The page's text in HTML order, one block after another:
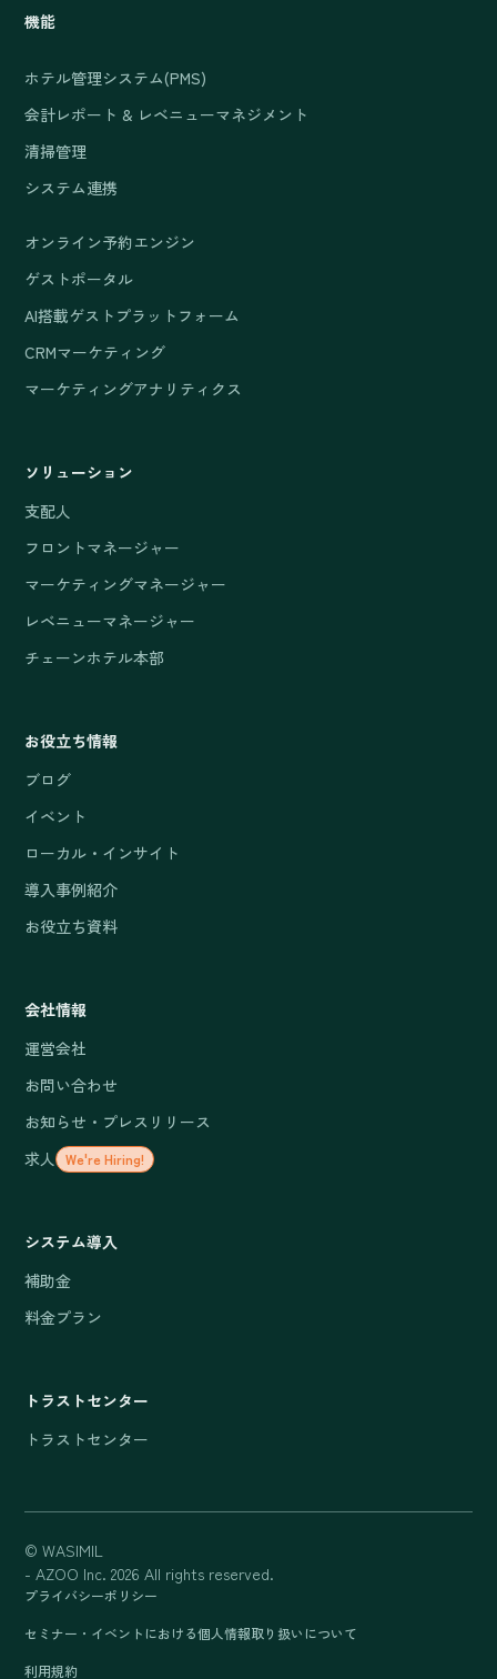
機能
ホテル管理システム(PMS)
会計レポート & レベニューマネジメント
清掃管理
システム連携
オンライン予約エンジン
ゲストポータル
AI搭載ゲストプラットフォーム
CRMマーケティング
マーケティングアナリティクス
ソリューション
支配人
フロントマネージャー
マーケティングマネージャー
レベニューマネージャー
チェーンホテル本部
お役立ち情報
ブログ
イベント
ローカル・インサイト
導入事例紹介
お役立ち資料
会社情報
運営会社
お問い合わせ
お知らせ・プレスリリース
求人 We're Hiring!
システム導入
補助金
料金プラン
トラストセンター
トラストセンター
© WASIMIL
- AZOO Inc. 2026 All rights reserved.
プライバシーポリシー
セミナー・イベントにおける個人情報取り扱いについて
利用規約